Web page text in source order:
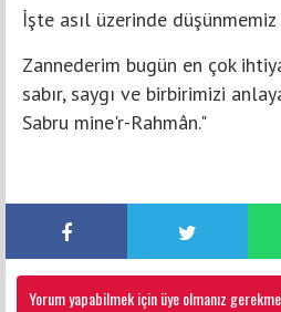
İşte asıl üzerinde
Zannederim bugün en çok
sabır, saygı ve birbirimizi
Sabru mine'r-Rahmân."
Yorum yapabilmek için üye olmanız